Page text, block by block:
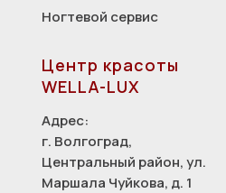
Ногтевой сервис
Центр красоты
WELLA-LUX
Адрес:
г. Волгоград,
Центральный район, ул.
Маршала Чуйкова, д. 1